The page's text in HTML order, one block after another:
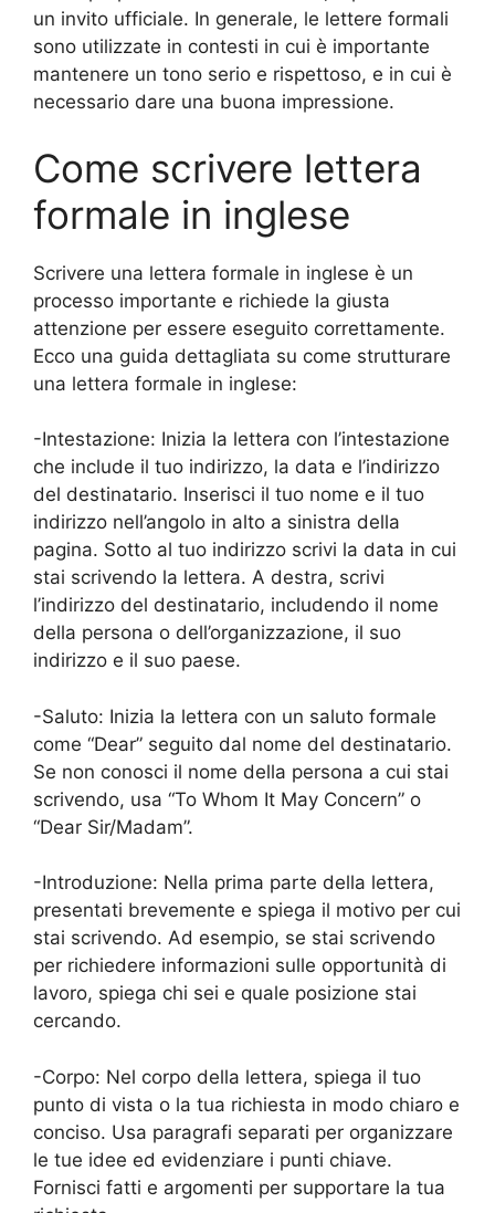
un invito ufficiale. In generale, le lettere formali
sono utilizzate in contesti in cui è importante
mantenere un tono serio e rispettoso, e in cui è
necessario dare una buona impressione.
Come scrivere lettera
formale in inglese
Scrivere una lettera formale in inglese è un
processo importante e richiede la giusta
attenzione per essere eseguito correttamente.
Ecco una guida dettagliata su come strutturare
una lettera formale in inglese:
-Intestazione: Inizia la lettera con l’intestazione
che include il tuo indirizzo, la data e l’indirizzo
del destinatario. Inserisci il tuo nome e il tuo
indirizzo nell’angolo in alto a sinistra della
pagina. Sotto al tuo indirizzo scrivi la data in cui
stai scrivendo la lettera. A destra, scrivi
l’indirizzo del destinatario, includendo il nome
della persona o dell’organizzazione, il suo
indirizzo e il suo paese.
-Saluto: Inizia la lettera con un saluto formale
come “Dear” seguito dal nome del destinatario.
Se non conosci il nome della persona a cui stai
scrivendo, usa “To Whom It May Concern” o
“Dear Sir/Madam”.
-Introduzione: Nella prima parte della lettera,
presentati brevemente e spiega il motivo per cui
stai scrivendo. Ad esempio, se stai scrivendo
per richiedere informazioni sulle opportunità di
lavoro, spiega chi sei e quale posizione stai
cercando.
-Corpo: Nel corpo della lettera, spiega il tuo
punto di vista o la tua richiesta in modo chiaro e
conciso. Usa paragrafi separati per organizzare
le tue idee ed evidenziare i punti chiave.
Fornisci fatti e argomenti per supportare la tua